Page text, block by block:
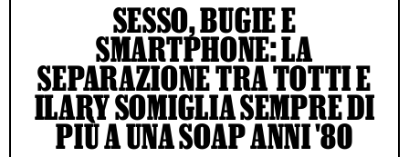
SESSO, BUGIE E
SMARTPHONE: LA
SEPARAZIONE TRA TOTTI E
ILARY SOMIGLIA SEMPRE DI
PIÙ A UNA SOAP ANNI '80